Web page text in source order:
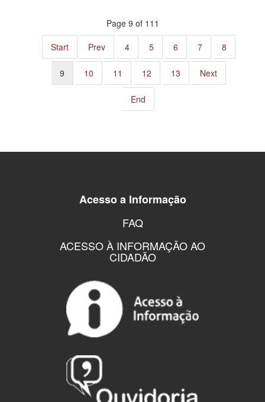
Page 9 of 111
Start
Prev 4 5 6 7 8
9 10 11 12 13 Next
End
Acesso a Informação
FAQ
ACESSO À INFORMAÇÃO AO
CIDADÃO